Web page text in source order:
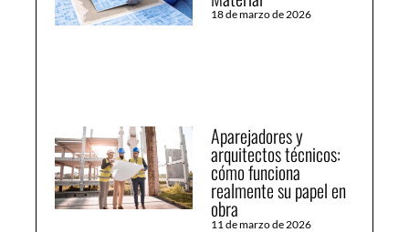
18 de marzo de 2026
Aparejadores y
arquitectos técnicos:
cómo funciona
realmente su papel en
obra
11 de marzo de 2026